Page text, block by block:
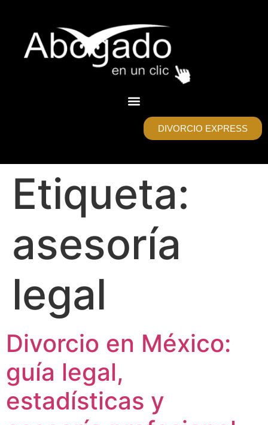
DIVORCIO EXPRESS
Etiqueta:
asesoría
legal
Divorcio en México:
guía legal,
estadísticas y